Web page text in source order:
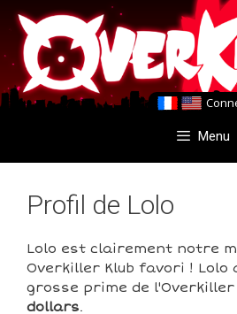
Aller
au
contenu
Aller
au
contenu
Menu
Profil de Lolo
Lolo est clairement notre
Overkiller Klub favori ! Lolo
grosse prime de l'Overkiller
dollars.